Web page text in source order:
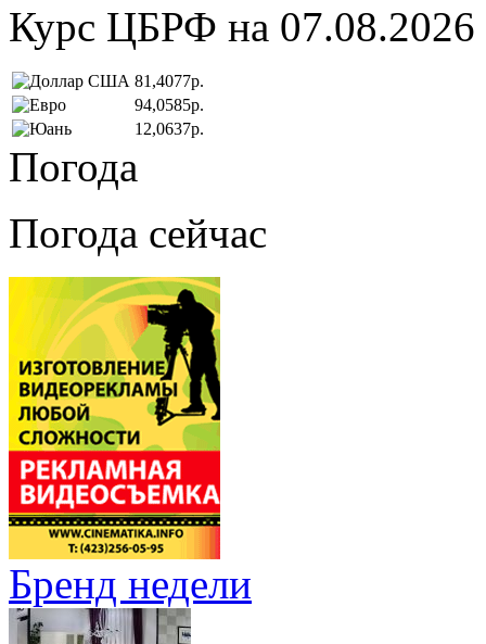
Курс ЦБРФ на 07.08.2026
81,4077р.
94,0585р.
12,0637р.
Погода
Погода сейчас
Бренд недели